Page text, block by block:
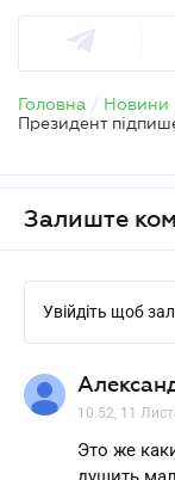
Головна / Новини
Залиште
Увійдіть щоб
10.52, 11
Это же